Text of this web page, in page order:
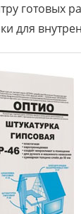
готовых
для